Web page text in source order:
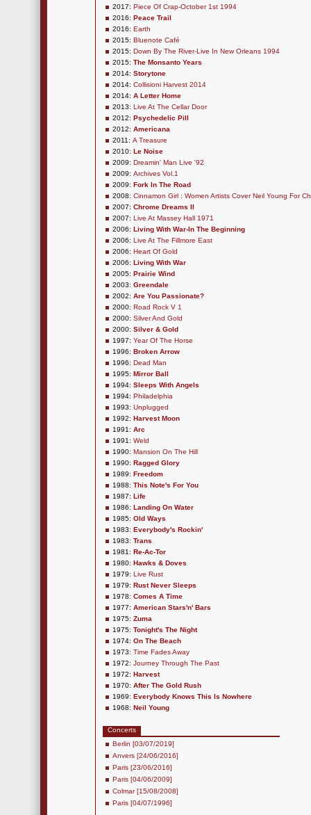
2017: Piece Of Crap-October 1st 1994
2016: Peace Trail
2016: Earth
2015: Bluenote Café
2015: Down By The River-Live In New Orleans 1994
2015: The Monsanto Years
2014: Storytone
2014: Collisioni Harvest 2014
2014: A Letter Home
2013: Live At The Cellar Door
2012: Psychedelic Pill
2012: Americana
2011: A Treasure
2010: Le Noise
2009: Dreamin' Man Live '92
2009: Archives Vol.1
2009: Fork In The Road
2008: Cinnamon Girl : Women Artists Cover Neil Young For
2007: Chrome Dreams II
2007: Live At Massey Hall 1971
2006: Living With War-In The Beginning
2006: Live At The Fillmore East
2006: Heart Of Gold
2006: Living With War
2005: Prairie Wind
2003: Greendale
2002: Are You Passionate?
2000: Road Rock V 1
2000: Silver And Gold
2000: Silver & Gold
1997: Year Of The Horse
1996: Broken Arrow
1996: Dead Man
1995: Mirror Ball
1994: Sleeps With Angels
1994: Philadelphia
1993: Unplugged
1992: Harvest Moon
1991: Arc
1991: Weld
1990: Mansion On The Hill
1990: Ragged Glory
1989: Freedom
1988: This Note's For You
1987: Life
1986: Landing On Water
1985: Old Ways
1983: Everybody's Rockin'
1983: Trans
1981: Re-Ac-Tor
1980: Hawks & Doves
1979: Live Rust
1979: Rust Never Sleeps
1978: Comes A Time
1977: American Stars'n' Bars
1975: Zuma
1975: Tonight's The Night
1974: On The Beach
1973: Time Fades Away
1972: Journey Through The Past
1972: Harvest
1970: After The Gold Rush
1969: Everybody Knows This Is Nowhere
1968: Neil Young
Concerts
Berlin [03/07/2019]
Anvers [24/06/2016]
Paris [23/06/2016]
Paris [04/06/2009]
Colmar [15/08/2008]
Paris [04/07/1996]